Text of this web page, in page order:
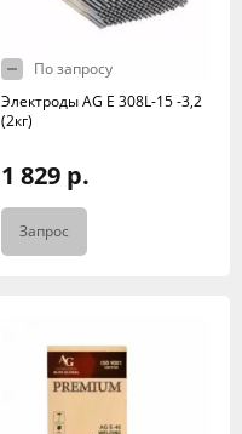
По запросу
Электроды AG E 308L-15 -3,2
(2кг)
1 829 р.
Запрос